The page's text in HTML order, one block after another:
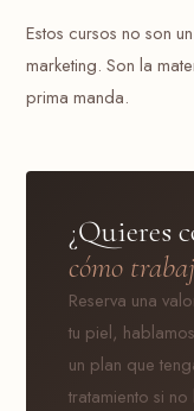
Estos cursos no son
marketing. Son la
prima manda.
¿Quieres
cómo
Reserva una
tu piel,
un plan que
tratamiento si